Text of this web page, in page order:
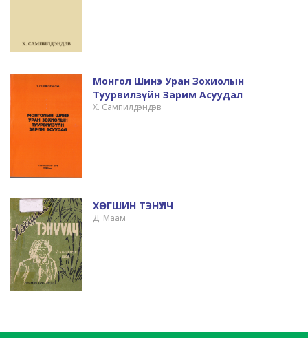
Монгол Шинэ Уран Зохиолын
Туурвилзүйн Зарим Асуудал
Х. Сампилдэндэв
ХӨГШИН ТЭНҮҮЛЧ
Д. Маам